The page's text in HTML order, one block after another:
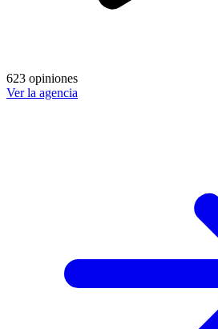
623 opiniones
Ver la agencia